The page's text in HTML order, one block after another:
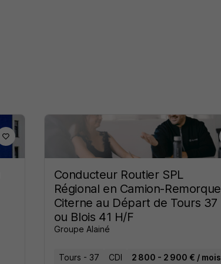
Conducteur Routier SPL
Régional en Camion-Remorque
Citerne au Départ de Tours 37
ou Blois 41 H/F
Groupe Alainé
Tours - 37 CDI 2 800 - 2 900 € / mois